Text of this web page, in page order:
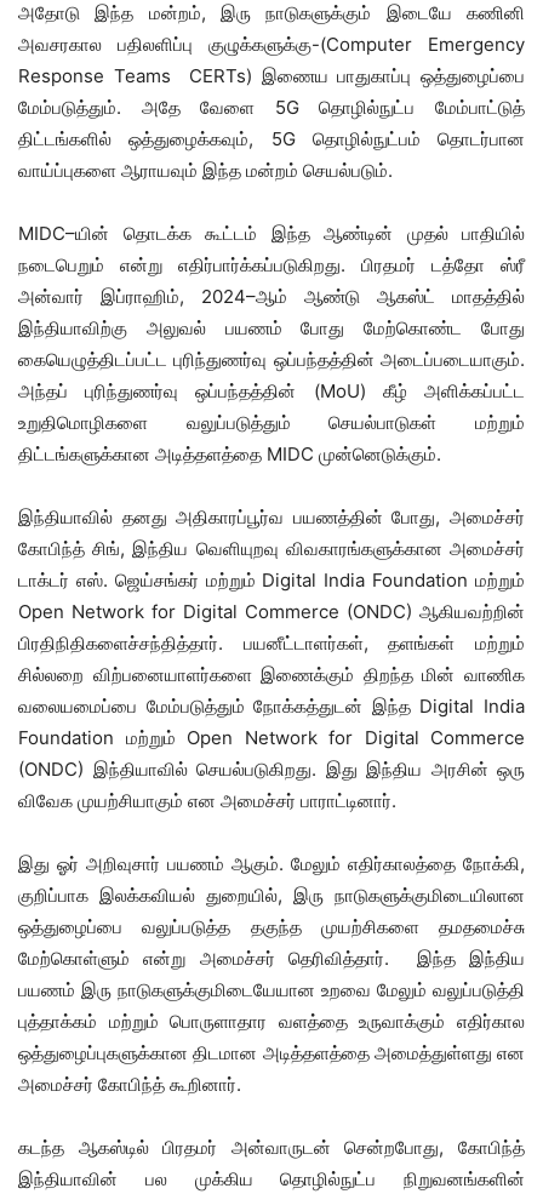
அதோடு இந்த மன்றம், இரு நாடுகளுக்கும் இடையேகணினி
அவசரகால பதிலளிப்பு குழுக்களுக்கு-(Computer Emergency
Response Teams CERTs) இணைய பாதுகாப்பு ஒத்துழைப்பை
மேம்படுத்தும். அதே வேளை 5Gதொழில்நுட்ப
மேம்பாட்டுத்
திட்டங்களில் ஒத்துழைக்கவும், 5G தொழில்நுட்பம்
தொடர்பான
வாய்ப்புகளை ஆராயவும் இந்த மன்றம் செயல்படும்.
MIDC–யின் தொடக்க கூட்டம் இந்த ஆண்டின் முதல் பாதியில்
நடைபெறும் என்று எதிர்பார்க்கப்படுகிறது. பிரதமர் டத்தோ ஸ்ரீ
அன்வார் இப்ராஹிம், 2024–ஆம் ஆண்டு ஆகஸ்ட் மாதத்தில்
இந்தியாவிற்கு அலுவல் பயணம் போது மேற்கொண்ட போது
கையெழுத்திடப்பட்ட புரிந்துணர்வு ஒப்பந்தத்தின் அடைப்படையாகும்.
அந்தப்புரிந்துணர்வு ஒப்பந்தத்தின் (MoU) கீழ் அளிக்கப்பட்ட
உறுதிமொழிகளை வலுப்படுத்தும் செயல்பாடுகள் மற்றும்
திட்டங்களுக்கான அடித்தளத்தை MIDC முன்னெடுக்கும்.
இந்தியாவில் தனதுஅதிகாரப்பூர்வ பயணத்தின் போது,அமைச்சர்
கோபிந்த் சிங்,இந்திய வெளியுறவு விவகாரங்களுக்கான அமைச்சர்
டாக்டர் எஸ். ஜெய்சங்கர் மற்றும் Digital India Foundationமற்றும்
Open Network for Digital Commerce (ONDC) ஆகியவற்றின்
பிரதிநிதிகளைச்சந்தித்தார். பயனீட்டாளர்கள்,தளங்கள் மற்றும்
சில்லறை விற்பனையாளர்களை இணைக்கும் திறந்த மின் வாணிக
வலையமைப்பை மேம்படுத்தும் நோக்கத்துடன் இந்த Digital India
Foundation மற்றும் Open Network for Digital Commerce
(ONDC) இந்தியாவில் செயல்படுகிறது. இது இந்திய அரசின் ஒரு
விவேக முயற்சியாகும் என அமைச்சர் பாராட்டினார்.
இது ஓர் அறிவுசார் பயணம் ஆகும். மேலும் எதிர்காலத்தை நோக்கி,
குறிப்பாக இலக்கவியல் துறையில், இரு நாடுகளுக்குமிடையிலான
ஒத்துழைப்பை வலுப்படுத்த தகுந்த முயற்சிகளை தமதமைச்சு
மேற்கொள்ளும் என்று அமைச்சர் தெரிவித்தார். இந்தஇந்திய
பயணம் இரு நாடுகளுக்குமிடையேயான உறவை மேலும் வலுப்படுத்தி
புத்தாக்கம் மற்றும் பொருளாதார வளத்தை உருவாக்கும் எதிர்கால
ஒத்துழைப்புகளுக்கான திடமான அடித்தளத்தை அமைத்துள்ளது என
அமைச்சர் கோபிந்த் கூறினார்.
கடந்த ஆகஸ்டில்பிரதமர் அன்வாருடன்சென்றபோது,கோபிந்த்
இந்தியாவின் பல முக்கிய தொழில்நுட்ப நிறுவனங்களின்